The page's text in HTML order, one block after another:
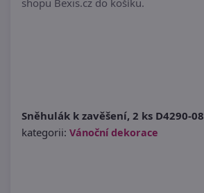
shopu Bexis.cz do košíku.
Sněhulák k zavěšení, 2 ks D4290-08
kategorii: Vánoční dekorace